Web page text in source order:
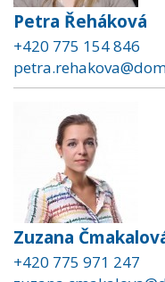
Petra Řeháková
+420 775 154 846
Zuzana
+420 775 971 247